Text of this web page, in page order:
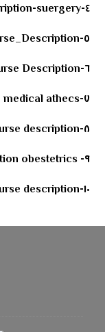
٤-New Course Description-suergery ٢
٥-new_Course_Description-٤th stage pediatrics
٦-New Course Description ٤th forensic medicine
٧-New Course Description medical athecs
٨-course description ٤th year community medicine
٩- new Course Description obestetrics
١٠-course description ٤th year research project